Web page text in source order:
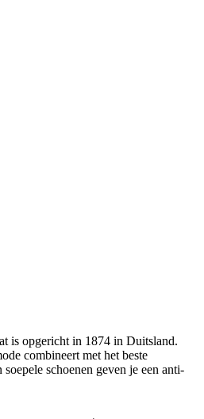
is opgericht in 1874 in Duitsland.
combineert met het beste
schoenen geven je een anti-